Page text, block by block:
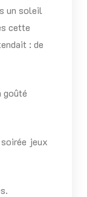
un soleil
cette
: de
goûté
jeux